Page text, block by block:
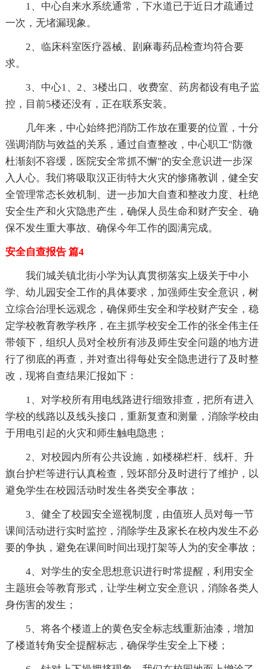
1、中心自来水系统通常，下水道已于近日才疏通过
一次，无堵漏现象。
2、临床科室医疗器械、剧麻毒药品检查均符合要
求。
3、中心1、2、3楼出口、收费室、药房都设有电子监
控，目前5楼还没有，正在联系安装。
几年来，中心始终把消防工作放在重要的位置，十分
强调消防与效益的关系，通过自查整改，中心职工"防微
杜渐刻不容缓，医院安全常抓不懈"的安全意识进一步深
入人心。我们将吸取汉正街特大火灾的惨痛教训，健全安
全管理常态长效机制、进一步加大自查和整改力度、杜绝
安全生产和火灾隐患产生，确保人员生命和财产安全、确
保不发生重大事故、确保今年工作的圆满完成。
安全自查报告 篇4
我们城关镇北街小学为认真贯彻落实上级关于中小
学、幼儿园安全工作的具体要求，加强师生安全意识，树
立综合治理长远观念，确保师生安全和学校财产安全，稳
定学校教育教学秩序，在主抓学校安全工作的张全伟主任
带领下，组织人员对全校所有涉及师生安全问题的地方进
行了彻底的再查，并对查出得每处安全隐患进行了及时整
改，现将自查结果汇报如下：
1、对学校所有用电线路进行细致排查，把所有进入
学校的线路以及线头接口，重新复查和测量，消除学校由
于用电引起的火灾和师生触电隐患；
2、对校园内所有公共设施，如楼梯栏杆、线杆、升
旗台护栏等进行认真检查，毁坏部分及时进行了维护，以
避免学生在校园活动时发生各类安全事故；
3、健全了校园安全巡视制度，由值班人员对每一节
课间活动进行实时监控，消除学生及家长在校内发生不必
要的争执，避免在课间时间出现打架等人为的安全事故；
4、对学生的安全思想意识进行时常提醒，利用安全
主题班会等教育形式，让学生树立安全意识，消除各类人
身伤害的发生；
5、将各个楼道上的黄色安全标志线重新油漆，增加
了楼道转角安全提醒标志，确保学生安全上下楼；